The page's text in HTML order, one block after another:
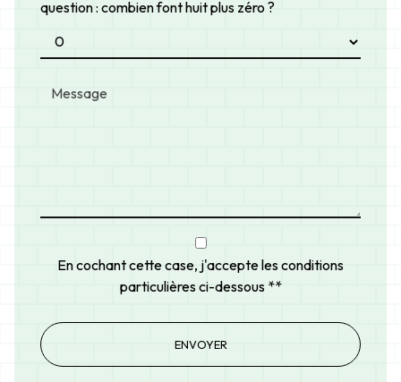
question : combien font huit plus zéro ?
En cochant cette case, j'accepte les conditions
particulières ci-dessous **
ENVOYER